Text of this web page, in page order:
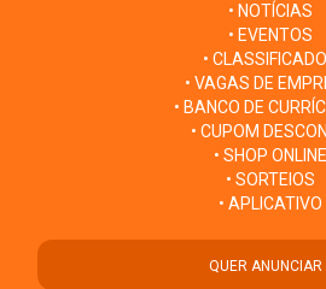
• NOTÍCIAS
• EVENTOS
•
• VAGAS DE
• BANCO DE
• CUPOM
• SHOP ONLINE
• SORTEIOS
• APLICATIVO
QUER ANUNCIAR